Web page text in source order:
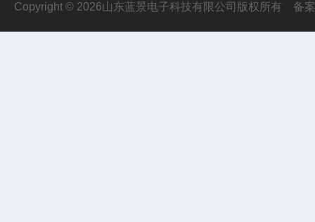
Copyright © 2026山东蓝景电子科技有限公司版权所有 备